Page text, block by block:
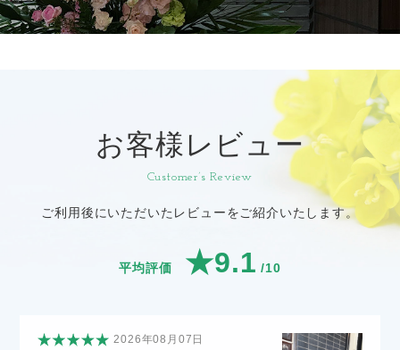
お客様レビュー
Customer’s Review
ご利用後にいただいたレビューをご紹介いたします。
平均評価 ★9.1 /10
2026年08月07日